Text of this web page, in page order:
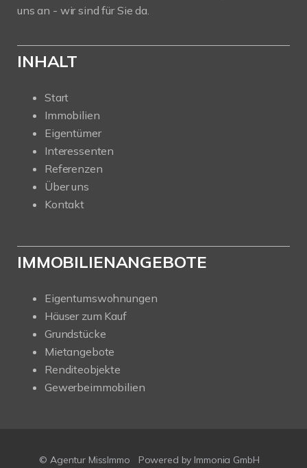
uns an - wir sind für Sie da.
INHALT
Start
Immobilien
Eigentümer
Interessenten
Referenzen
Über uns
Kontakt
IMMOBILIENANGEBOTE
Eigentumswohnungen
Häuser zum Kauf
Grundstücke
Mietangebote
Renditeobjekte
Gewerbeimmobilien
© Agentur MissImmo Powered by Immonia GmbH